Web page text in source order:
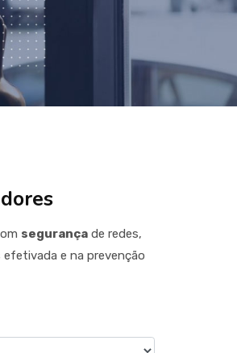
segurançade redes,
e na prevenção